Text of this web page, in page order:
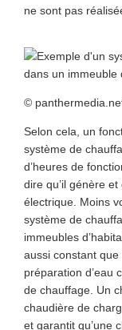
ne sont pas
©
Selon cela, un
système de
d’heures de
dire qu’il génère
électrique. Moins
système de
immeubles
aussi constant
préparation d’eau
de chauffage. Un
chaudière de
et garantit qu’une